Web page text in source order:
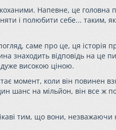
Напевне, це
і полюбити себе... таким,
саме про це, ця
знаходить відповідь на це
високою ціною.
момент, коли він повинен
шанс на мільйон, він все ж
тим, що вони,